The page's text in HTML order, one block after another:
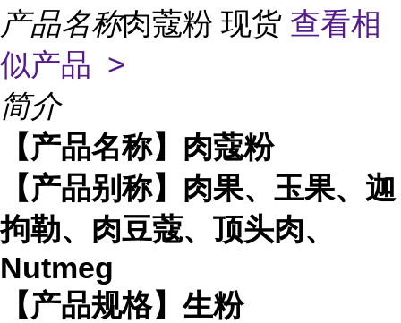
产品名称肉蔻粉 现货 查看相
似产品 >
简介
【产品名称】肉蔻粉
【产品别称】肉果、玉果、迦
拘勒、肉豆蔻、顶头肉、
Nutmeg
【产品规格】生粉